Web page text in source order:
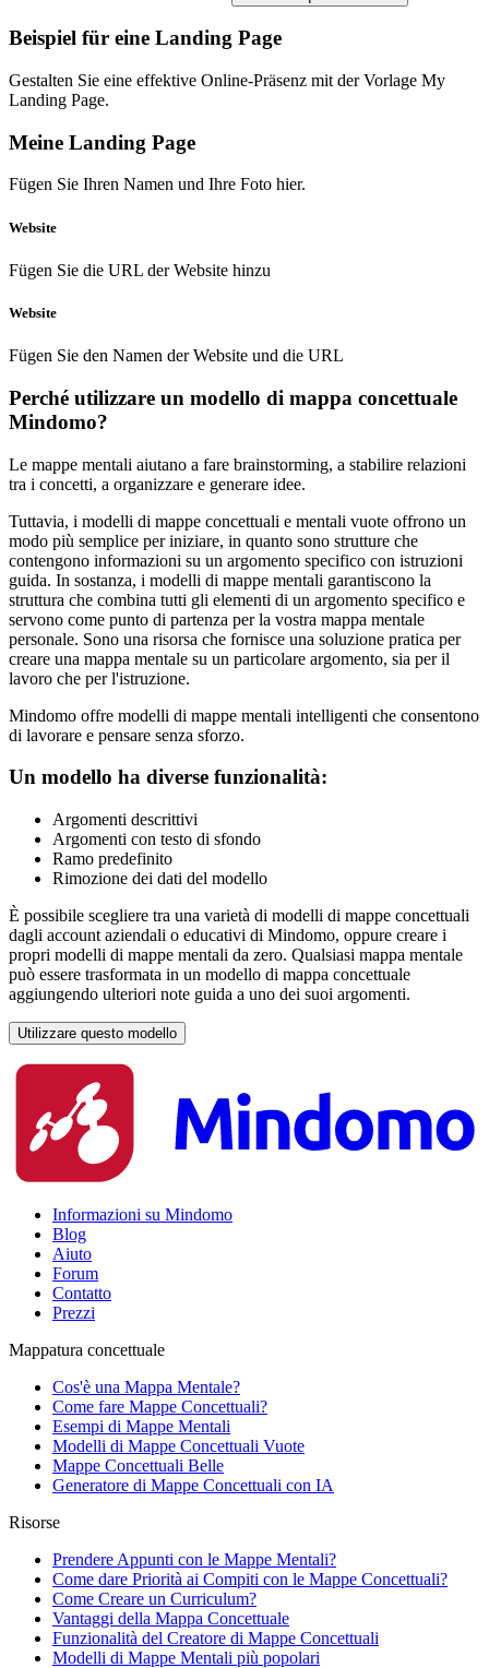
Beispiel für eine Landing Page
Gestalten Sie eine effektive Online-Präsenz mit der Vorlage My
Landing Page.
Meine Landing Page
Fügen Sie Ihren Namen und Ihre Foto hier.
Website
Fügen Sie die URL der Website hinzu
Website
Fügen Sie den Namen der Website und die URL
Perché utilizzare un modello di mappa concettuale
Mindomo?
Le mappe mentali aiutano a fare brainstorming, a stabilire relazioni
tra i concetti, a organizzare e generare idee.
Tuttavia, i modelli di mappe concettuali e mentali vuote offrono un
modo più semplice per iniziare, in quanto sono strutture che
contengono informazioni su un argomento specifico con istruzioni
guida. In sostanza, i modelli di mappe mentali garantiscono la
struttura che combina tutti gli elementi di un argomento specifico e
servono come punto di partenza per la vostra mappa mentale
personale. Sono una risorsa che fornisce una soluzione pratica per
creare una mappa mentale su un particolare argomento, sia per il
lavoro che per l'istruzione.
Mindomo offre modelli di mappe mentali intelligenti che consentono
di lavorare e pensare senza sforzo.
Un modello ha diverse funzionalità:
Argomenti descrittivi
Argomenti con testo di sfondo
Ramo predefinito
Rimozione dei dati del modello
È possibile scegliere tra una varietà di modelli di mappe concettuali
dagli account aziendali o educativi di Mindomo, oppure creare i
propri modelli di mappe mentali da zero. Qualsiasi mappa mentale
può essere trasformata in un modello di mappa concettuale
aggiungendo ulteriori note guida a uno dei suoi argomenti.
Utilizzare questo modello
Informazioni su Mindomo
Blog
Aiuto
Forum
Contatto
Prezzi
Mappatura concettuale
Cos'è una Mappa Mentale?
Come fare Mappe Concettuali?
Esempi di Mappe Mentali
Modelli di Mappe Concettuali Vuote
Mappe Concettuali Belle
Generatore di Mappe Concettuali con IA
Risorse
Prendere Appunti con le Mappe Mentali?
Come dare Priorità ai Compiti con le Mappe Concettuali?
Come Creare un Curriculum?
Vantaggi della Mappa Concettuale
Funzionalità del Creatore di Mappe Concettuali
Modelli di Mappe Mentali più popolari